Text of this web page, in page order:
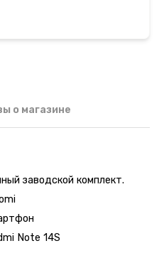
о магазине
заводской комплект.
Note 14S